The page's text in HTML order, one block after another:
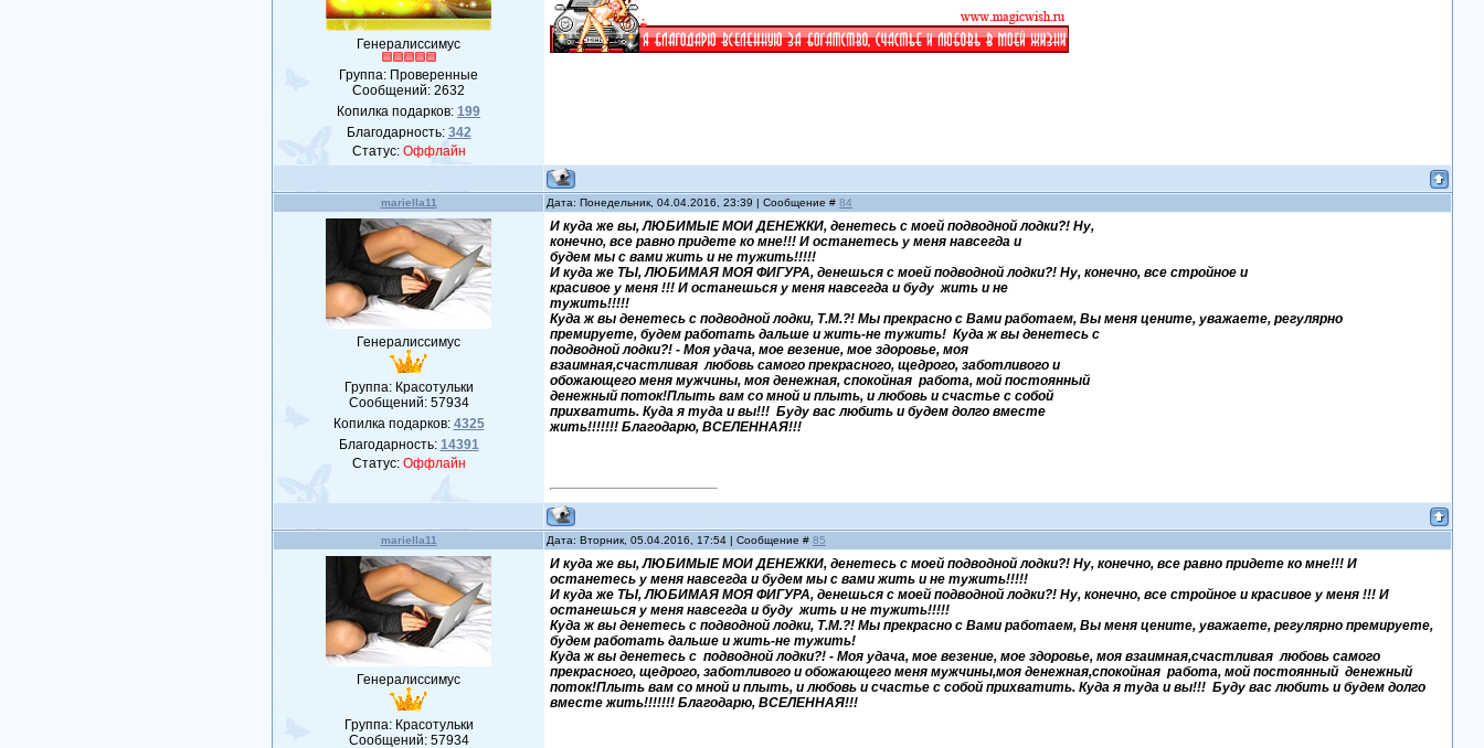
Генералиссимус
Группа: Проверенные
Сообщений:2632
Копилка подарков:199
Благодарность: 342
Статус: Оффлайн
mariella11 Дата: Понедельник, 04.04.2016, 23:39 | Сообщение #84
Генералиссимус
Группа: Красотульки
Сообщений: 57934
Копилка подарков: 4325
Благодарность: 14391
Статус: Оффлайн
И куда же вы, ЛЮБИМЫЕ МОИ ДЕНЕЖКИ, денетесь с моей подводной лодки?! Ну,
конечно, все равно придете ко мне!!! И останетесь у меня навсегда и
будем мы с вами жить и не тужить!!!!!
И куда же ТЫ, ЛЮБИМАЯ МОЯ ФИГУРА, денешься с моей подводной лодки?! Ну, конечно, все стройное и
красивое у меня !!! И останешься у меня навсегда и буду жить и не
тужить!!!!!
Куда ж вы денетесь с подводной лодки, Т.М.?! Мы прекрасно с Вами работаем, Вы меня цените, уважаете, регулярно
премируете, будем работать дальше и жить-не тужить! Куда ж вы денетесь с
подводной лодки?! - Моя удача, мое везение, мое здоровье, моя
взаимная,счастливая любовь самого прекрасного, щедрого, заботливого и
обожающего меня мужчины, моя денежная, спокойная работа, мой постоянный
денежный поток!Плыть вам со мной и плыть, и любовь и счастье с собой
прихватить. Куда я туда и вы!!! Буду вас любить и будем долго вместе
жить!!!!!!! Благодарю, ВСЕЛЕННАЯ!!!
mariella11 Дата: Вторник, 05.04.2016, 17:54 | Сообщение #85
Генералиссимус
Группа: Красотульки
Сообщений: 57934
И куда же вы, ЛЮБИМЫЕ МОИ ДЕНЕЖКИ, денетесь с моей подводной лодки?! Ну, конечно, все равно придете ко мне!!! И
останетесь у меня навсегда и будем мы с вами жить и не тужить!!!!!
И куда же ТЫ, ЛЮБИМАЯ МОЯ ФИГУРА, денешься с моей подводной лодки?! Ну, конечно, все стройное и красивое у меня !!! И
останешься у меня навсегда и буду жить и не тужить!!!!!
Куда ж вы денетесь с подводной лодки, Т.М.?! Мы прекрасно с Вами работаем, Вы меня цените, уважаете, регулярно премируете,
будем работать дальше и жить-не тужить!
Куда ж вы денетесь с подводной лодки?! - Моя удача, мое везение, мое здоровье, моя взаимная,счастливая любовь самого
прекрасного, щедрого, заботливого и обожающего меня мужчины,моя денежная,спокойная работа, мой постоянный денежный
поток!Плыть вам со мной и плыть, и любовь и счастье с собой прихватить. Куда я туда и вы!!! Буду вас любить и будем долго
вместе жить!!!!!!! Благодарю, ВСЕЛЕННАЯ!!!